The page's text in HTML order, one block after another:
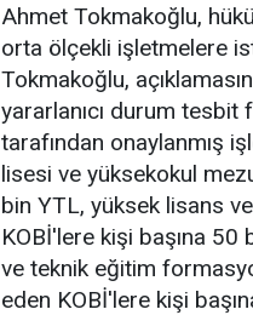
Ahmet Tokmakoğlu,
orta ölçekli işletmelere
Tokmakoğlu,
yararlanıcı durum
tarafından onaylanmış
lisesi ve yüksekokul
bin YTL, yüksek lisans
KOBİ'lere kişi başına
ve teknik eğitim
eden KOBİ'lere kişi